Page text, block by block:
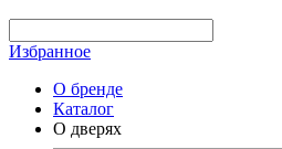
Избранное
О бренде
Каталог
О дверях